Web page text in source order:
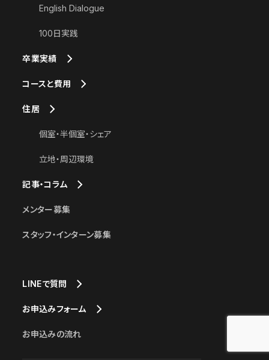
English Dialogue
100日実践
卒業実績
コースと費用
住居
個室・半個室・シェア
立地・周辺環境
記事・コラム
メンター募集
スタッフ・インターン募集
LINEで質問
お申込みフォーム
お申込みの流れ